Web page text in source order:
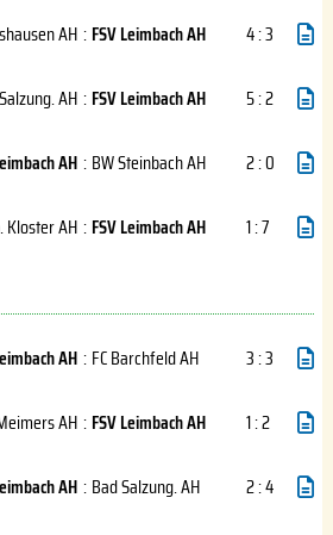
AH: FSV Leimbach AH
4 : 3
AH : FSV Leimbach AH
5 : 2
AH: BW Steinbach AH
2 : 0
Kloster AH : FSV Leimbach AH 1 : 7
AH: FC Barchfeld AH
3 : 3
AH: FSV Leimbach AH
1 : 2
AH: Bad Salzung. AH
2 : 4